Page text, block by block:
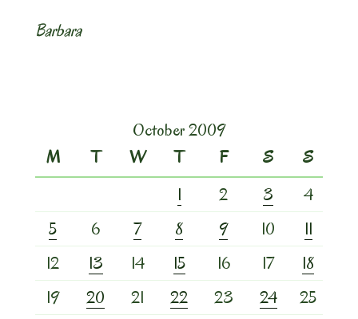
Barbara
October 2009
M
T W T F S
S
1
2 3
4
5
6 7 8 9 10
11
12
13 14 15 16 17
18
19
20 21 22 23 24
25